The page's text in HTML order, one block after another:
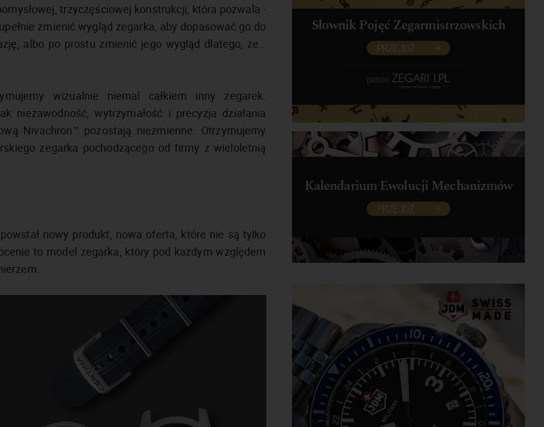
trzyczęściowej konstrukcji, która pozwala -
zmienić wygląd zegarka, aby dopasować go do
albo po prostu zmienić jego wygląd dlatego, że…
wizualnie niemal całkiem inny zegarek.
niezawodność, wytrzymałość i precyzja działania
Nivachron™ pozostają niezmienne. Otrzymujemy
zegarka pochodzącego od firmy z wieloletnią
nowy produkt, nowa oferta, które nie są tylko
to model zegarka, który pod każdym względem
Słownik Pojęć Zegarmistrzowskich
PRZEJDŹ
patron
Kalendarium Ewolucji Mechanizmów
PRZEJDŹ